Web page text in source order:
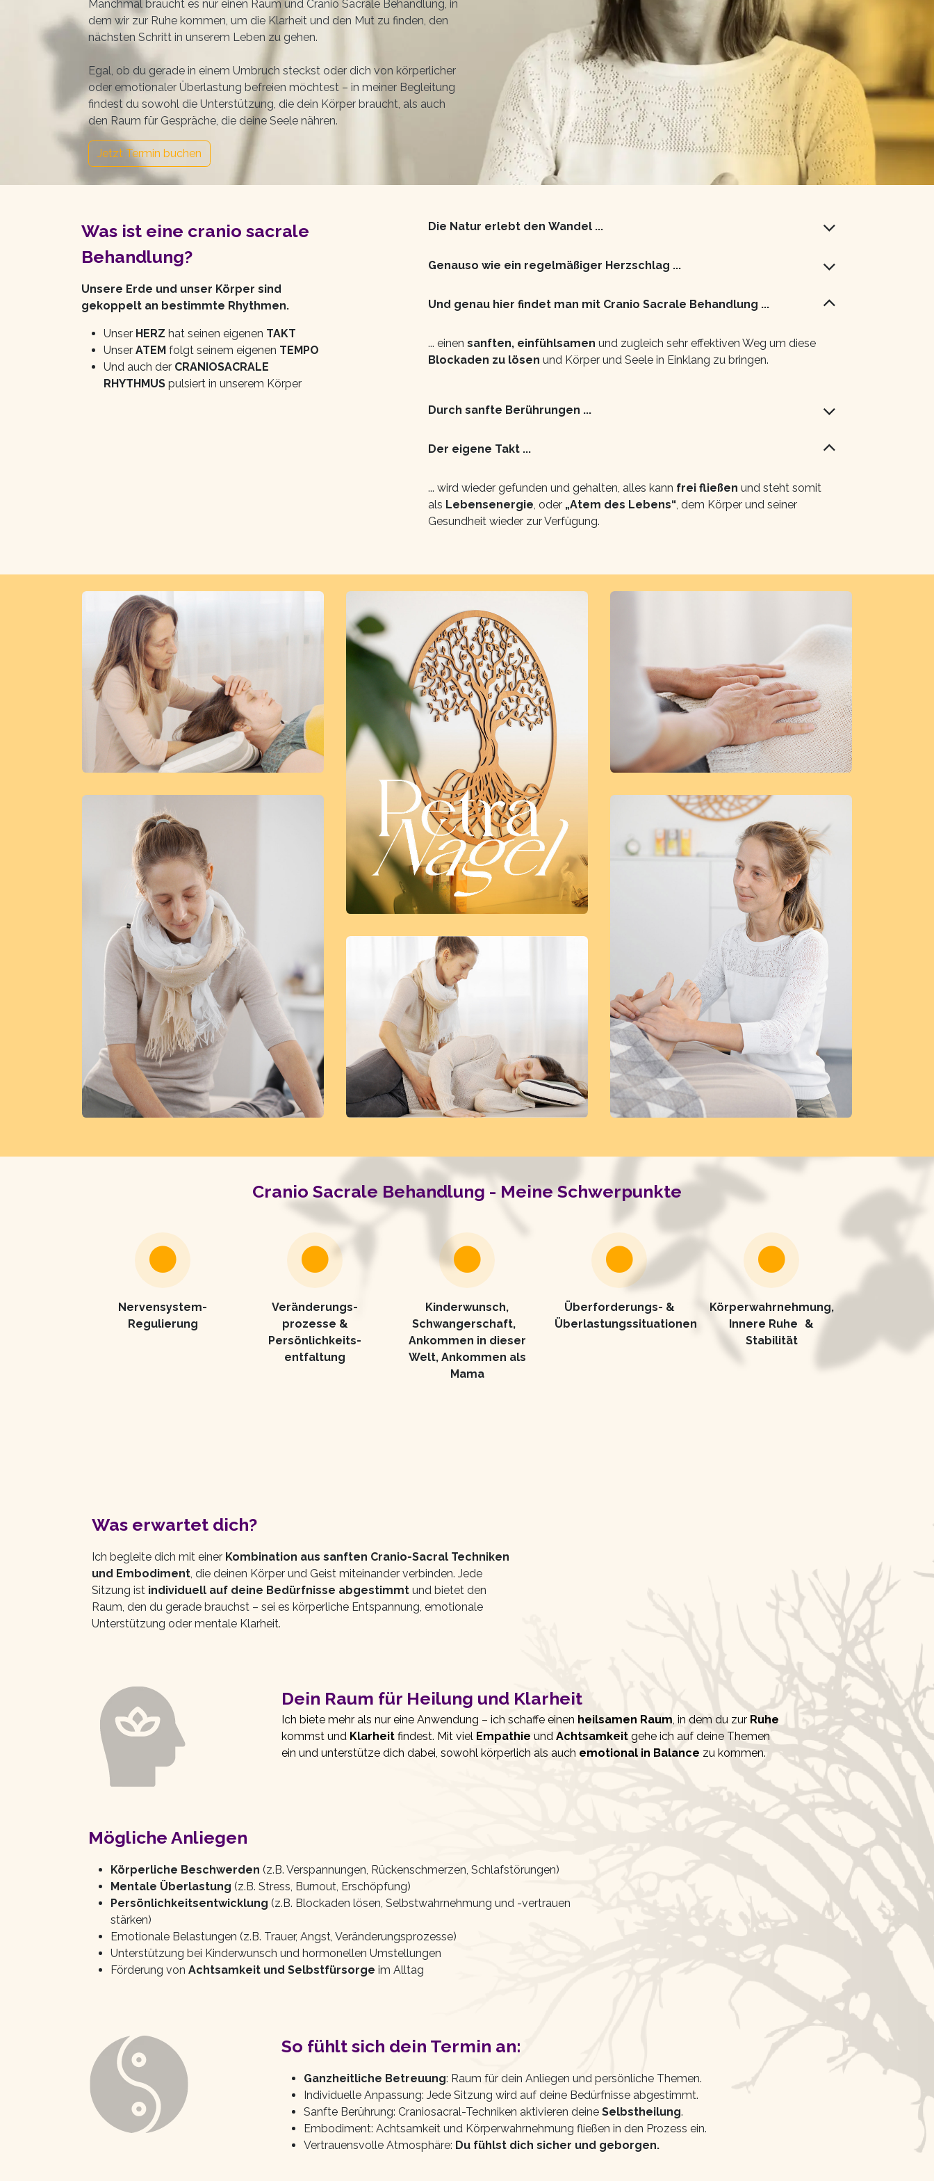
Manchmal braucht es nur einen Raum und Cranio Sacrale Behandlung, in
dem wir zur Ruhe kommen, um die Klarheit und den Mut zu finden, den
nächsten Schritt in unserem Leben zu gehen.
Egal, ob du gerade in einem Umbruch steckst oder dich von körperlicher
oder emotionaler Überlastung befreien möchtest – in meiner Begleitung
findest du sowohl die Unterstützung, die dein Körper braucht, als auch
den Raum für Gespräche, die deine Seele nähren.
Jetzt Termin buchen
Was ist eine cranio sacrale
Behandlung?
Unsere Erde und unser Körper sind
gekoppelt an bestimmte Rhythmen.
Unser HERZ hat seinen eigenen TAKT
Unser ATEM folgt seinem eigenen TEMPO
Und auch der CRANIOSACRALE
RHYTHMUS pulsiert in unserem Körper
Die Natur erlebt den Wandel ...
Genauso wie ein regelmäßiger Herzschlag ...
Und genau hier findet man mit Cranio Sacrale Behandlung ...
... einen sanften, einfühlsamen und zugleich sehr effektiven Weg um diese
Blockaden zu lösen und Körper und Seele in Einklang zu bringen.
Durch sanfte Berührungen ...
Der eigene Takt ...
... wird wieder gefunden und gehalten, alles kann frei fließen und steht somit
als Lebensenergie, oder „Atem des Lebens“, dem Körper und seiner
Gesundheit wieder zur Verfügung.
Cranio Sacrale Behandlung - Meine Schwerpunkte
Nervensystem-
Regulierung
Veränderungs-
prozesse &
Persönlichkeits-
entfaltung
Kinderwunsch,
Schwangerschaft,
Ankommen in dieser
Welt, Ankommen als
Mama
Überforderungs- &
Überlastungssituationen
Körperwahrnehmung,
Innere Ruhe &
Stabilität
Was erwartet dich?
Ich begleite dich mit einer Kombination aus sanften Cranio-Sacral Techniken
und Embodiment , die deinen Körper und Geist miteinander verbinden. Jede
Sitzung ist individuell auf deine Bedürfnisse abgestimmt und bietet den
Raum, den du gerade brauchst – sei es körperliche Entspannung, emotionale
Unterstützung oder mentale Klarheit.
Dein Raum für Heilung und Klarheit
Ich biete mehr als nur eine Anwendung – ich schaffe einen heilsamen Raum , in dem du zur Ruhe
kommst und Klarheitfindest. Mit viel Empathie und Achtsamkeitgehe ich auf deine Themen
ein und unterstütze dich dabei, sowohl körperlich als auch emotional in Balance zu kommen.
Mögliche Anliegen
Körperliche Beschwerden (z.B. Verspannungen, Rückenschmerzen, Schlafstörungen)
Mentale Überlastung (z.B. Stress, Burnout, Erschöpfung)
Persönlichkeitsentwicklung (z.B. Blockaden lösen, Selbstwahrnehmung und -vertrauen
stärken)
Emotionale Belastungen (z.B. Trauer, Angst, Veränderungsprozesse)
Unterstützung bei Kinderwunsch und hormonellen Umstellungen
Förderung von Achtsamkeit und Selbstfürsorge im Alltag
So fühlt sich dein Termin an:
Ganzheitliche Betreuung: Raum für dein Anliegen und persönliche Themen.
Individuelle Anpassung: Jede Sitzung wird auf deine Bedürfnisse abgestimmt.
Sanfte Berührung: Craniosacral-Techniken aktivieren deine Selbstheilung.
Embodiment: Achtsamkeit und Körperwahrnehmung fließen in den Prozess ein.
Vertrauensvolle Atmosphäre: Du fühlst dich sicher und geborgen.